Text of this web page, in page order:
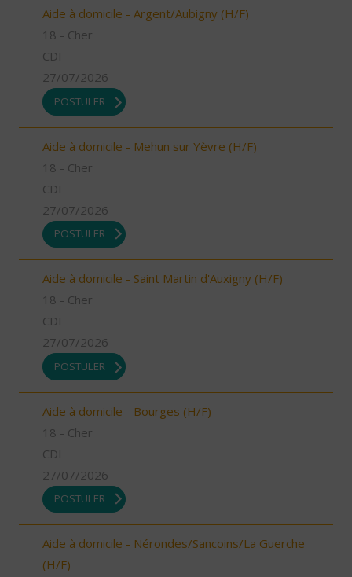
Aide à domicile - Argent/Aubigny (H/F)
18 - Cher
CDI
27/07/2026
POSTULER
Aide à domicile - Mehun sur Yèvre (H/F)
18 - Cher
CDI
27/07/2026
POSTULER
Aide à domicile - Saint Martin d'Auxigny (H/F)
18 - Cher
CDI
27/07/2026
POSTULER
Aide à domicile - Bourges (H/F)
18 - Cher
CDI
27/07/2026
POSTULER
Aide à domicile - Nérondes/Sancoins/La Guerche
(H/F)